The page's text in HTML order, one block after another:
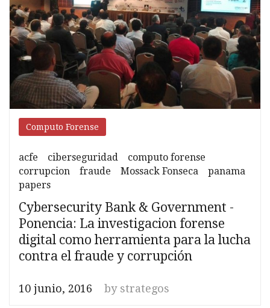
Computo Forense
acfe ciberseguridad
computo forense
corrupcion
fraude Mossack Fonseca
panama
papers
Cybersecurity Bank & Government -
Ponencia: La investigacion forense
digital como herramienta para la lucha
contra el fraude y corrupción
10 junio, 2016 by strategos